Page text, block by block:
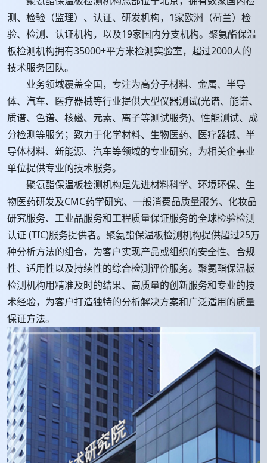
测、检验（监理）、认证、研发机构，1家欧洲（荷兰）检
验、检测、认证机构，以及19家国内分支机构。聚氨酯保温
板检测机构拥有35000+平方米检测实验室，超过2000人的
技术服务团队。
业务领域覆盖全国，专注为高分子材料、金属、半导
体、汽车、医疗器械等行业提供大型仪器测试(光谱、能谱、
质谱、色谱、核磁、元素、离子等测试服务)、性能测试、成
分检测等服务；致力于化学材料、生物医药、医疗器械、半
导体材料、新能源、汽车等领域的专业研究，为相关企事业
单位提供专业的技术服务。
聚氨酯保温板检测机构是先进材料科学、环境环保、生
物医药研发及CMC药学研究、一般消费品质量服务、化妆品
研究服务、工业品服务和工程质量保证服务的全球检验检测
认证 (TIC)服务提供者。聚氨酯保温板检测机构提供超过25万
种分析方法的组合，为客户实现产品或组织的安全性、合规
性、适用性以及持续性的综合检测评价服务。聚氨酯保温板
检测机构用精准及时的结果、高质量的创新服务和专业的技
术经验，为客户打造独特的分析解决方案和广泛适用的质量
保证方法。